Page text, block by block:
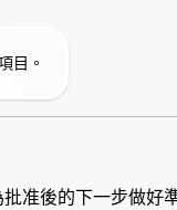
目。
准後的下一步做好